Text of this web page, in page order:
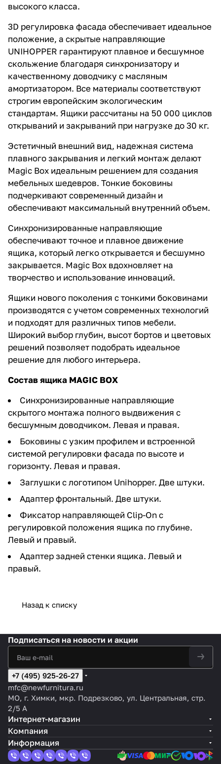
высокого класса.
3D регулировка фасада обеспечивает идеальное
положение, а скрытые направляющие
UNIHOPPER гарантируют плавное и бесшумное
скольжение благодаря синхронизатору и
качественному доводчику с масляным
амортизатором. Все материалы соответствуют
строгим европейским экологическим
стандартам. Ящики рассчитаны на 50 000 циклов
открываний и закрываний при нагрузке до 30 кг.
Эстетичный внешний вид, надежная система
плавного закрывания и легкий монтаж делают
Magic Box идеальным решением для создания
мебельных шедевров. Тонкие боковины
подчеркивают современный дизайн и
обеспечивают максимальный внутренний объем.
Синхронизированные направляющие
обеспечивают точное и плавное движение
ящика, который легко открывается и бесшумно
закрывается. Magic Box вдохновляет на
творчество и использование инноваций.
Ящики нового поколения с тонкими боковинами
производятся с учетом современных технологий
и подходят для различных типов мебели.
Широкий выбор глубин, высот бортов и цветовых
решений позволяет подобрать идеальное
решение для любого интерьера.
Состав ящика MAGIC BOX
Синхронизированные направляющие
скрытого монтажа полного выдвижения с
бесшумным доводчиком. Левая и правая.
Боковины с узким профилем и встроенной
системой регулировки фасада по высоте и
горизонту. Левая и правая.
Заглушки с логотипом Unihopper. Две штуки.
Адаптер фронтальный. Две штуки.
Фиксатор направляющей Clip-On с
регулировкой положения ящика по глубине.
Левый и правый.
Адаптер задней стенки ящика. Левый и
правый.
Назад к списку
Подписаться на новости и акции
+7 (495) 925-26-27
mfc@newfurnitura.ru
МО, г. Химки, мкр. Подрезково, ул. Центральная, стр.
2/5 А
Интернет-магазин
Компания
Информация